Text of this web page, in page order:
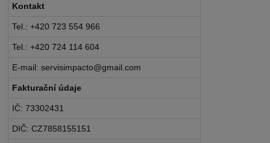
Kontakt
Tel.: +420 723 554 966
Tel.: +420 724 114 604
E-mail: servisimpacto@gmail.com
Fakturační údaje
IČ: 73302431
DIČ: CZ7858155151